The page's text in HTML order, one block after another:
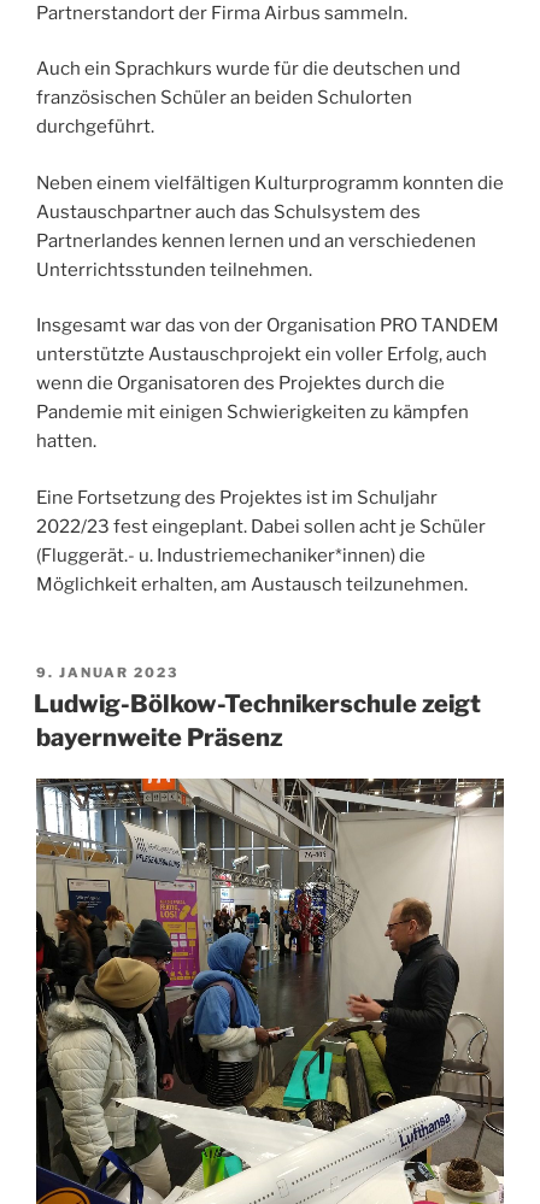
Partnerstandort der Firma Airbus sammeln.
Auch ein Sprachkurs wurde für die deutschen und
französischen Schüler an beiden Schulorten
durchgeführt.
Neben einem vielfältigen Kulturprogramm konnten die
Austauschpartner auch das Schulsystem des
Partnerlandes kennen lernen und an verschiedenen
Unterrichtsstunden teilnehmen.
Insgesamt war das von der Organisation PRO TANDEM
unterstützte Austauschprojekt ein voller Erfolg, auch
wenn die Organisatoren des Projektes durch die
Pandemie mit einigen Schwierigkeiten zu kämpfen
hatten.
Eine Fortsetzung des Projektes ist im Schuljahr
2022/23 fest eingeplant. Dabei sollen acht je Schüler
(Fluggerät.- u. Industriemechaniker*innen) die
Möglichkeit erhalten, am Austausch teilzunehmen.
VERÖFFENTLICHT
AM
9. JANUAR 2023
Ludwig-Bölkow-Technikerschule zeigt
bayernweite Präsenz